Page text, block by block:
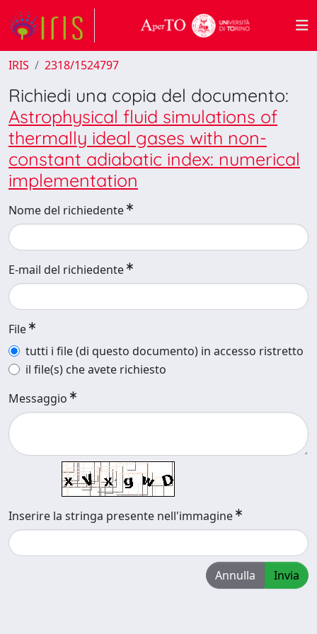
IRIS 2318/1524797
Richiedi una copia del documento:
Astrophysical fluid simulations of
thermally ideal gases with non-
constant adiabatic index: numerical
implementation
Nome del richiedente
E-mail del richiedente
File
tutti i file (di questo documento) in accesso ristretto
il file(s) che avete richiesto
Messaggio
Inserire la stringa presente nell'immagine
Annulla Invia